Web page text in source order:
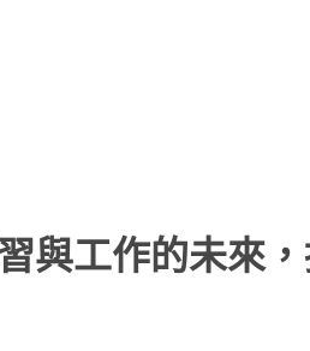
與工作的未來